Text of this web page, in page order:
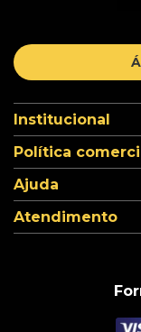
Institucional
Política
Ajuda
Atendimento